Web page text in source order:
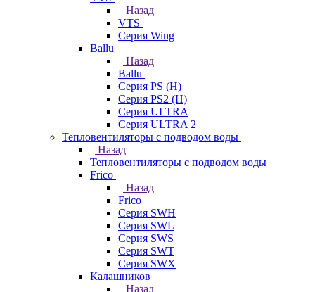
Назад
VTS
Серия Wing
Ballu
Назад
Ballu
Серия PS (H)
Серия PS2 (H)
Серия ULTRA
Серия ULTRA 2
Тепловентиляторы с подводом воды
Назад
Тепловентиляторы с подводом воды
Frico
Назад
Frico
Серия SWH
Серия SWL
Серия SWS
Серия SWT
Серия SWX
Калашников
Назад